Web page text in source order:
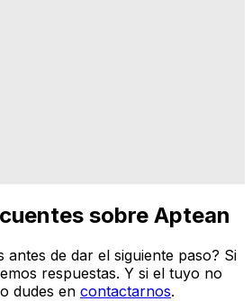
sobre Aptean
antes de dar el siguiente paso? Si
respuestas. Y si el tuyo no
dudes en contactarnos.